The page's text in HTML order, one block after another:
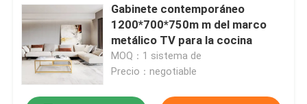
Gabinete contemporáneo
1200*700*750m m del marco
metálico TV para la cocina
MOQ：1 sistema de
Precio：negotiable